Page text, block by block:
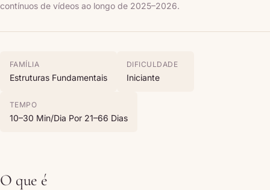
contínuos de vídeos ao longo de 2025–2026.
FAMÍLIA
Estruturas Fundamentais
DIFICULDADE
Iniciante
TEMPO
10–30 Min/dia Por 21–66 Dias
O que é